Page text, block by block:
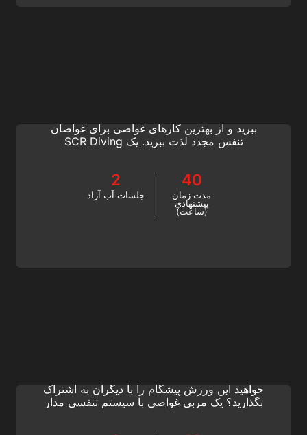
ببرید و از بهترین کارهای غواصی برای غواصان
تنفس مجدد لذت ببرید. یک SCR Diving
40
مدت زمان
پیشنهادی
(ساعت)
2
جلسات آب آزاد
خواهید این ورزش پیشگام را با دیگران به اشتراک
بگذارید؟ یک مربی غواصی با سیستم تنفسی مدار